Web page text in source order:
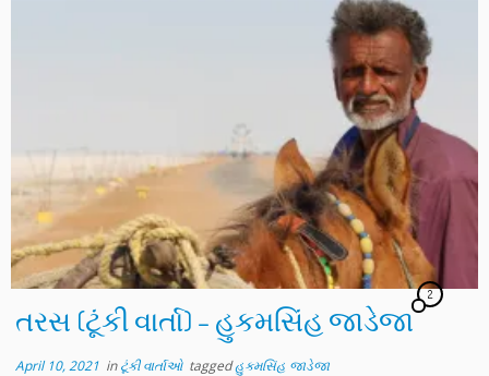
તરસ (ટૂંકી વાર્તા) – હુકમસિંહ જાડેજા
2
April 10, 2021 inટૂંકી વાર્તાઓ taggedહુકમસિંહ જાડેજા